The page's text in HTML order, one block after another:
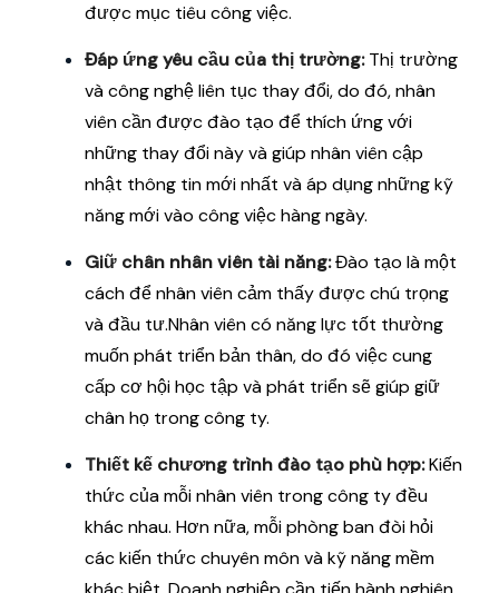
được mục tiêu công việc.
Đáp ứng yêu cầu của thị trường:Thị trường
và công nghệ liên tục thay đổi, do đó, nhân
viên cần được đào tạo để thích ứng với
những thay đổi này và giúp nhân viên cập
nhật thông tin mới nhất và áp dụng những kỹ
năng mới vào công việc hàng ngày.
Giữ chân nhân viên tài năng:Đào tạo là một
cách để nhân viên cảm thấy được chú trọng
và đầu tư.Nhân viên có năng lực tốt thường
muốn phát triển bản thân, do đó việc cung
cấp cơ hội học tập và phát triển sẽ giúp giữ
chân họ trong công ty.
Thiết kế chương trình đào tạo phù hợp:Kiến
thức của mỗi nhân viên trong công ty đều
khác nhau. Hơn nữa, mỗi phòng ban đòi hỏi
các kiến thức chuyên môn và kỹ năng mềm